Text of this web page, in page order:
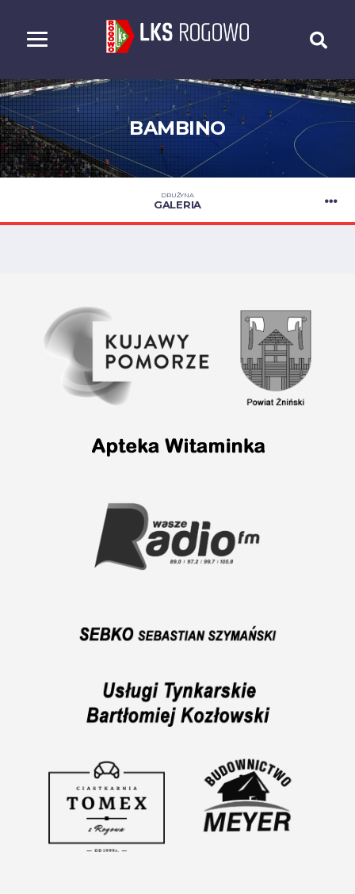
BAMBINO
DRUŻYNA
GALERIA